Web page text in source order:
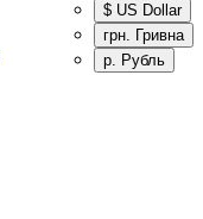
$ US Dollar
грн. Гривна
р. Рубль